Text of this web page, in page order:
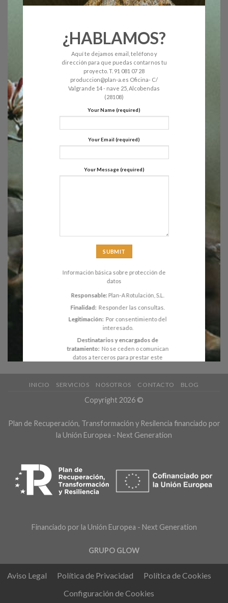
¿HABLAMOS?
Aquí te dejamos email, teléfono y
dirección para que puedas contarnos tu
proyecto. T. 91 081 07 28
produccion@plan-a.es Oficina- C/
Valgrande 14 - nave 25, Alcobendas
(28108)
Your Name (required)
Your Email (required)
Your Message (required)
Información básica sobre protección de
datos
Responsable: Plan-A Rotulación, S.L.
Finalidad: Responder las consultas.
Legitimación: Por consentimiento del
interesado.
Destinatarios y encargados de
tratamiento: No se ceden o comunican
datos a terceros para prestar este
servicios de alojamiento web a Ionos
que actúa como encargado de
Derechos: Acceder, rectificar y
Información Adicional:Puede
consultar la información detallada en
INICIO SERVICIOS NOSOTROS CONTACTO BLOG
Copyright 2026 ©
Plan de Recuperación, Transformación y Resilencia financiado por
la Unión Europea - Next Generation
Financiado por la Unión Europea - Next Generation
GRUPO GLOW
Aviso Legal Política de Privacidad
Política de Cookies
Configuración de Cookies